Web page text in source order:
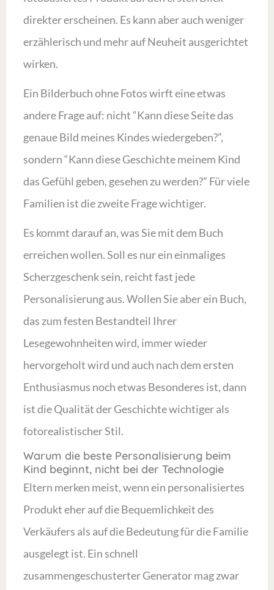
direkter erscheinen. Es kann aber auch weniger
erzählerisch und mehr auf Neuheit ausgerichtet
wirken.
Ein Bilderbuch ohne Fotos wirft eine etwas
andere Frage auf: nicht “Kann diese Seite das
genaue Bild meines Kindes wiedergeben?”,
sondern “Kann diese Geschichte meinem Kind
das Gefühl geben, gesehen zu werden?” Für viele
Familien ist die zweite Frage wichtiger.
Es kommt darauf an, was Sie mit dem Buch
erreichen wollen. Soll es nur ein einmaliges
Scherzgeschenk sein, reicht fast jede
Personalisierung aus. Wollen Sie aber ein Buch,
das zum festen Bestandteil Ihrer
Lesegewohnheiten wird, immer wieder
hervorgeholt wird und auch nach dem ersten
Enthusiasmus noch etwas Besonderes ist, dann
ist die Qualität der Geschichte wichtiger als
fotorealistischer Stil.
Warum die beste Personalisierung beim
Kind beginnt, nicht bei der Technologie
Eltern merken meist, wenn ein personalisiertes
Produkt eher auf die Bequemlichkeit des
Verkäufers als auf die Bedeutung für die Familie
ausgelegt ist. Ein schnell
zusammengeschusterter Generator mag zwar